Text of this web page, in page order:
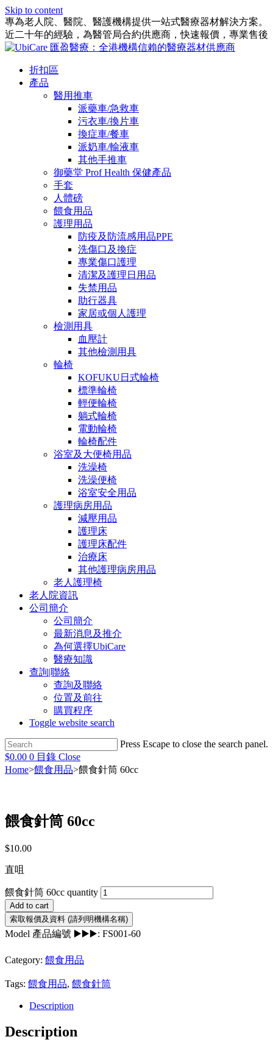
Skip to content
專為老人院、醫院、醫護機構提供一站式醫療器材解決方案。
近二十年的經驗，為醫管局合約供應商，快速報價，專業售後
折扣區
產品
醫用推車
派藥車/急救車
污衣車/換片車
換症車/餐車
派奶車/輸液車
其他手推車
御藥堂 Prof Health 保健產品
手套
人體磅
餵食用品
護理用品
防疫及防流感用品PPE
洗傷口及換症
專業傷口護理
清潔及護理日用品
失禁用品
助行器具
家居或個人護理
檢測用具
血壓計
其他檢測用具
輪椅
KOFUKU日式輪椅
標準輪椅
輕便輪椅
躺式輪椅
電動輪椅
輪椅配件
浴室及大便椅用品
洗澡椅
洗澡便椅
浴室安全用品
護理病房用品
減壓用品
護理床
護理床配件
治療床
其他護理病房用品
老人護理椅
老人院資訊
公司簡介
公司簡介
最新消息及推介
為何選擇UbiCare
醫療知識
查詢|聯絡
查詢及聯絡
位置及前往
購買程序
Toggle website search
Press Escape to close the search panel.
$0.00 0 目錄 Close
Home>餵食用品>餵食針筒 60cc
餵食針筒 60cc
$10.00
直咀
餵食針筒 60cc quantity
Add to cart
Model 產品編號 ▶️▶️▶️: FS001-60
Category: 餵食用品
Tags: 餵食用品, 餵食針筒
Description
Description